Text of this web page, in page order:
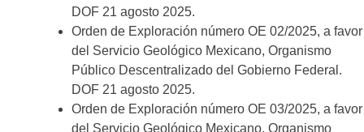
DOF 21 agosto 2025.
Orden de Exploración número OE 02/2025, a favor
del Servicio Geológico Mexicano, Organismo
Público Descentralizado del Gobierno Federal.
DOF 21 agosto 2025.
Orden de Exploración número OE 03/2025, a favor
del Servicio Geológico Mexicano, Organismo